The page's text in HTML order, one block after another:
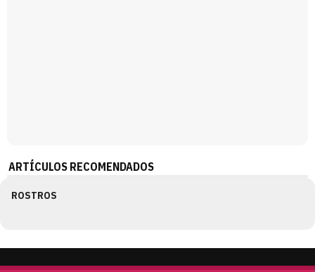
ARTÍCULOS RECOMENDADOS
ROSTROS